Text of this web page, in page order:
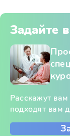
Задайте
Расскажут
подходят вам